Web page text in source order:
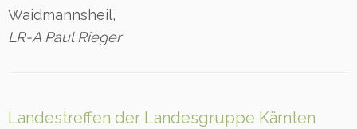
Waidmannsheil,
LR-A Paul Rieger
Landestreffen der Landesgruppe Kärnten